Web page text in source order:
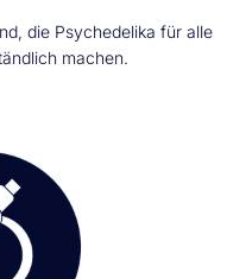
die Psychedelika für alle
machen.